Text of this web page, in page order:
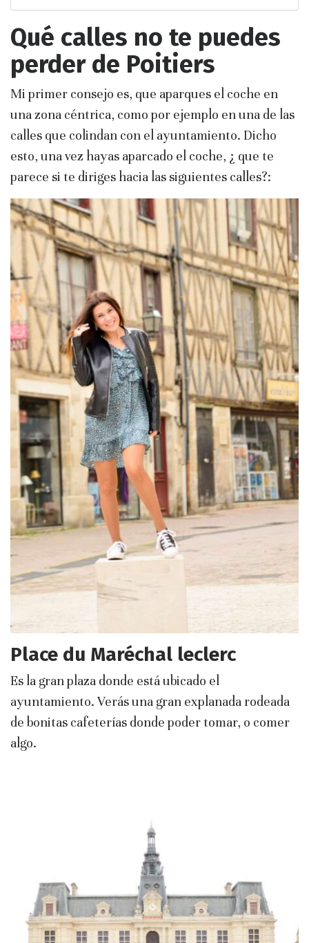
Qué calles no te puedes
perder de Poitiers
Mi primer consejo es, que aparques el coche en
una zona céntrica, como por ejemplo en una de las
calles que colindan con el ayuntamiento. Dicho
esto, una vez hayas aparcado el coche, ¿ que te
parece si te diriges hacia las siguientes calles?:
Place du Maréchal leclerc
Es la gran plaza donde está ubicado el
ayuntamiento. Verás una gran explanada rodeada
de bonitas cafeterías donde poder tomar, o comer
algo.